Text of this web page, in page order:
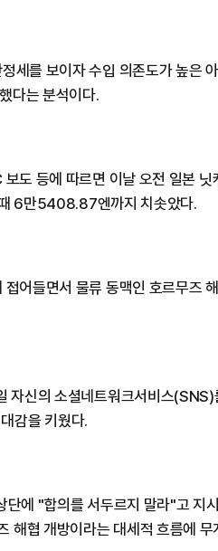
세를 보이자 수입 의존도가 높은
다는 분석이다.
도 등에 따르면 이날 오전 일본
6만5408.87엔까지 치솟았다.
어들면서 물류 동맥인 호르무즈
자신의 소셜네트워크서비스(SNS)
감을 키웠다.
에 "합의를 서두르지 말라"고 지
해협 개방이라는 대세적 흐름에 무